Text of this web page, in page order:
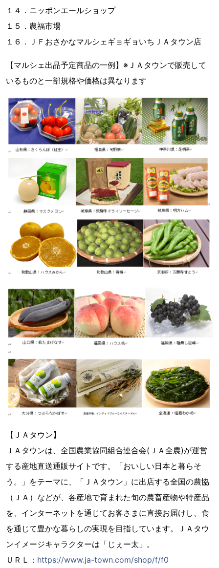
１４．ニッポンエールショップ
１５．農福市場
１６．ＪＦおさかなマルシェギョギョいちＪＡタウン店
【マルシェ出品予定商品の一例】※ＪＡタウンで販売して
いるものと一部規格や価格は異なります
【ＪＡタウン】
ＪＡタウンは、全国農業協同組合連合会(ＪＡ全農)が運営
する産地直送通販サイトです。「おいしい日本と暮らそ
う。」をテーマに、「ＪＡタウン」に出店する全国の農協
（ＪＡ）などが、各産地で育まれた旬の農畜産物や特産品
を、インターネットを通じてお客さまに直接お届けし、食
を通じて豊かな暮らしの実現を目指しています。ＪＡタウ
ンイメージキャラクターは「じぇー太」。
ＵＲＬ： https://www.ja-town.com/shop/f/f0